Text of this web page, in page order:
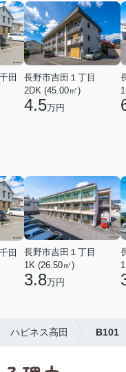
田
長野市吉田１丁目
2DK (45.00㎡)
4.5万円
田
長野市吉田１丁目
1K (26.50㎡)
3.8万円
ハピネス高田 B101